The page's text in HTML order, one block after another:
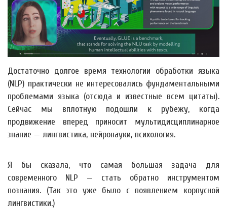
Достаточно долгое время технологии обработки языка
(NLP) практически не интересовались фундаментальными
проблемами языка (отсюда и известные всем цитаты).
Сейчас мы вплотную подошли к рубежу, когда
продвижение вперед приносит мультидисциплинарное
знание — лингвистика, нейронауки, психология.
Я бы сказала, что cамая большая задача для
современного NLP — стать обратно инструментом
познания. (Так это уже было с появлением корпусной
лингвистики.)